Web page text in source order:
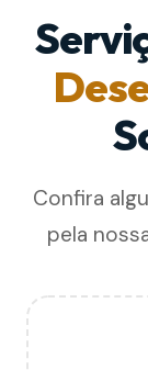
Confira
pela